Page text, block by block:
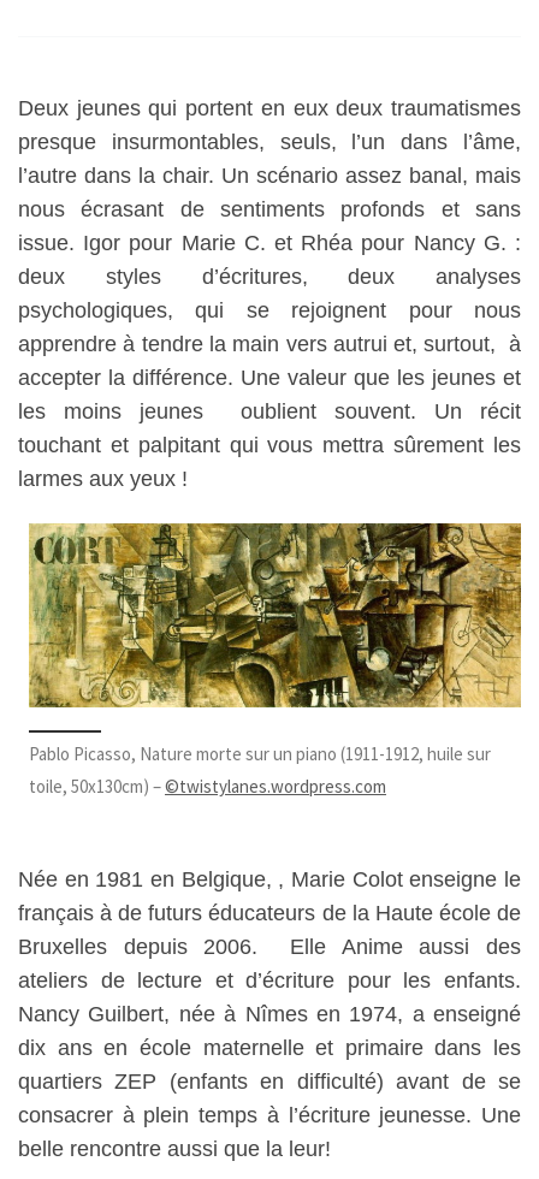
Deux jeunes qui portent en eux deux traumatismes
presque insurmontables, seuls, l’un dans l’âme,
l’autre dans la chair. Un scénario assez banal, mais
nous écrasant de sentiments profonds et sans
issue. Igor pour Marie C. et Rhéa pour Nancy G. :
deux styles d’écritures, deux analyses
psychologiques, qui se rejoignent pour nous
apprendre à tendre la main vers autrui et, surtout, à
accepter la différence. Une valeur que les jeunes et
les moins jeunes oublient souvent. Un récit
touchant et palpitant qui vous mettra sûrement les
larmes aux yeux !
Pablo Picasso, Nature morte sur un piano (1911-1912, huile sur
toile, 50x130cm) –©twistylanes.wordpress.com
Née en 1981 en Belgique, , Marie Colot enseigne le
français à de futurs éducateurs de la Haute école de
Bruxelles depuis 2006. Elle Anime aussi des
ateliers de lecture et d’écriture pour les enfants.
Nancy Guilbert, née à Nîmes en 1974, a enseigné
dix ans en école maternelle et primaire dans les
quartiers ZEP (enfants en difficulté) avant de se
consacrer à plein temps à l’écriture jeunesse. Une
belle rencontre aussi que la leur!